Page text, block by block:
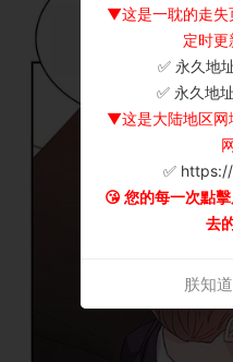
▼这是一耽的走失
定时更
✅ 永久地
✅ 永久地
▼这是大陆地区网
✅
😘 您的每一次點
去
朕知